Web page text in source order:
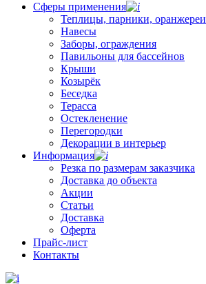
Сферы применения
Теплицы, парники, оранжереи
Навесы
Заборы, ограждения
Павильоны для бассейнов
Крыши
Козырёк
Беседка
Терасса
Остекленение
Перегородки
Декорации в интерьер
Информация
Резка по размерам заказчика
Доставка до объекта
Акции
Статьи
Доставка
Оферта
Прайс-лист
Контакты